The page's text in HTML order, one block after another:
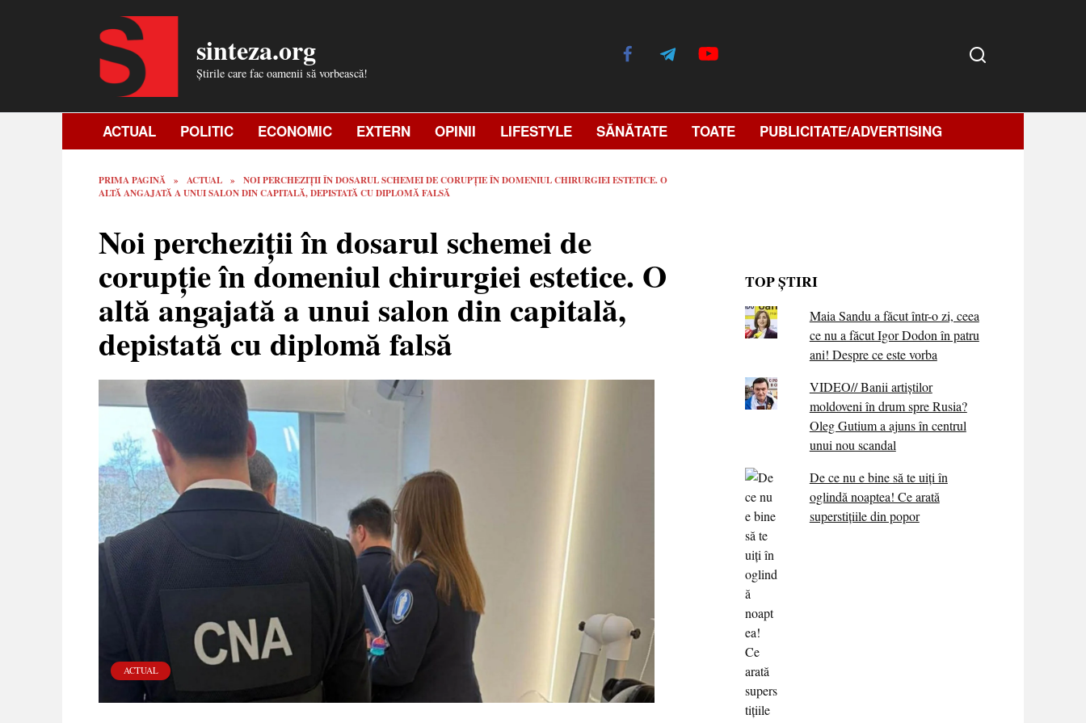
sinteza.org
Știrile care fac oamenii să vorbească!
ACTUAL POLITIC ECONOMIC EXTERN OPINII LIFESTYLE SĂNĂTATE TOATE PUBLICITATE/ADVERTISING
PRIMA PAGINĂ » ACTUAL »
NOI PERCHEZIȚII ÎN DOSARUL SCHEMEI DE CORUPȚIE ÎN DOMENIUL CHIRURGIEI ESTETICE. O
ALTĂ ANGAJATĂ A UNUI SALON DIN CAPITALĂ, DEPISTATĂ CU DIPLOMĂ FALSĂ
Noi percheziții în dosarul schemei de
corupție în domeniul chirurgiei estetice. O
altă angajată a unui salon din capitală,
depistată cu diplomă falsă
ACTUAL
TOP ȘTIRI
Maia Sandu a făcut într-o zi, ceea
ce nu a făcut Igor Dodon în patru
ani! Despre ce este vorba
VIDEO// Banii artiștilor
moldoveni în drum spre Rusia?
Oleg Gutium a ajuns în centrul
unui nou scandal
De ce nu e bine să te uiți în
oglindă noaptea! Ce arată
superstițiile din popor